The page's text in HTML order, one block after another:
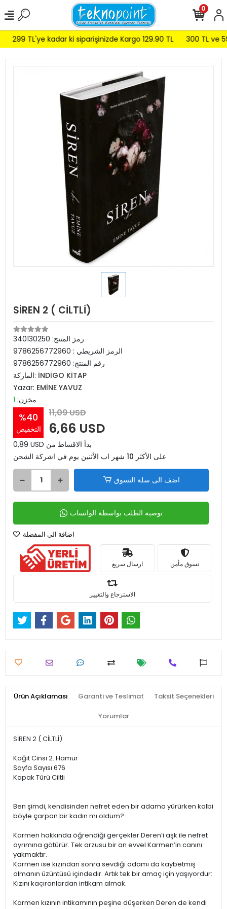
299 TL'ye kadar ki siparişinizde Kargo 129.90 TL 300 TL ve
0
SİREN 2 ( CİLTLİ)
رمز المنتج: 340130250
الرمز الشريطي : 9786256772960
رقم المنتج: 9786256772960
الماركة: İNDİGO KİTAP
Yazar: EMİNE YAVUZ
مخزن: 1
%40
التخفيض
11,09 USD
6,66 USD
0,89 USD بدأ الاقساط من
على الأكثر 10 شهر اب الأثنين يوم في اشركة الشحن
اضف الى سلة التسوق
توصية الطلب بواسطة الواتساب
اضافة الى المفضلة
ارسال سريع تسوق مأمن
الاسترجاع والتغيير
Ürün Açıklaması Garanti ve Teslimat Taksit Seçenekleri
Yorumlar
SİREN 2 ( CİLTLİ)
Kağıt Cinsi 2. Hamur
Sayfa Sayısı 676
Kapak Türü Ciltli
Ben şimdi, kendisinden nefret eden bir adama yürürken kalbi
böyle çarpan bir kadın mı oldum?
Karmen hakkında öğrendiği gerçekler Deren’i aşk ile nefret
ayrımına götürür. Tek arzusu bir an evvel Karmen’in canını
yakmaktır.
Karmen ise kızından sonra sevdiği adamı da kaybetmiş
olmanın üzüntüsü içindedir. Artık tek bir amaç için yaşıyordur:
Kızını kaçıranlardan intikam almak.
Karmen kızının intikamının peşine düşerken Deren de kendi